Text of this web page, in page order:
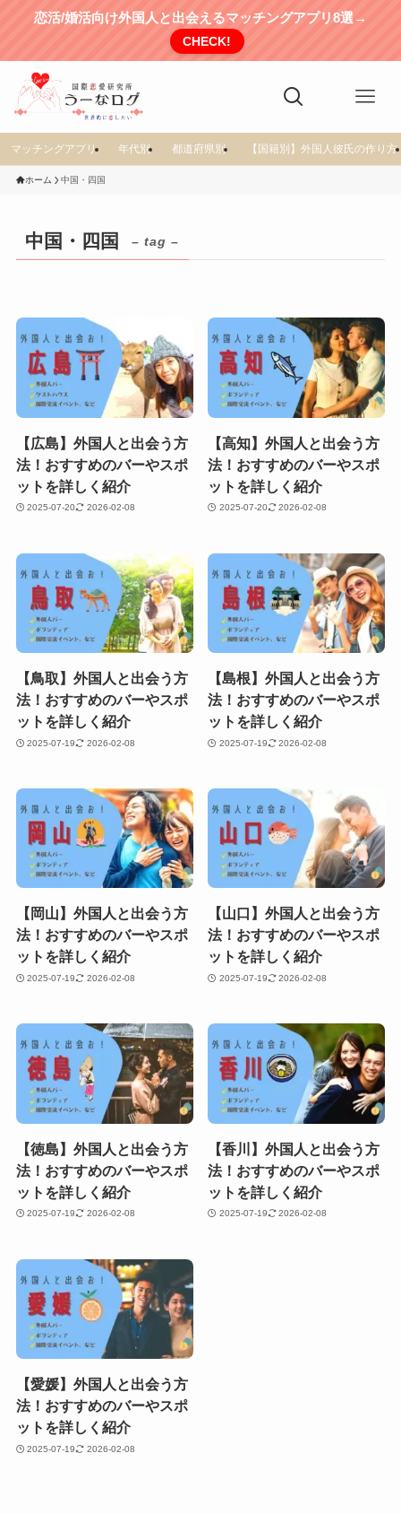
恋活/婚活向け外国人と出会えるマッチングアプリ8選→
CHECK!
マッチングアプリ 年代別 都道府県別 【国籍別】外国人彼氏の作り方
ホーム 中国・四国
中国・四国 – tag –
【広島】外国人と出会う方
法！おすすめのバーやスポ
ットを詳しく紹介
2025-07-20 2026-02-08
【高知】外国人と出会う方
法！おすすめのバーやスポ
ットを詳しく紹介
2025-07-20 2026-02-08
【鳥取】外国人と出会う方
法！おすすめのバーやスポ
ットを詳しく紹介
2025-07-19 2026-02-08
【島根】外国人と出会う方
法！おすすめのバーやスポ
ットを詳しく紹介
2025-07-19 2026-02-08
【岡山】外国人と出会う方
法！おすすめのバーやスポ
ットを詳しく紹介
2025-07-19 2026-02-08
【山口】外国人と出会う方
法！おすすめのバーやスポ
ットを詳しく紹介
2025-07-19 2026-02-08
【徳島】外国人と出会う方
法！おすすめのバーやスポ
ットを詳しく紹介
2025-07-19 2026-02-08
【香川】外国人と出会う方
法！おすすめのバーやスポ
ットを詳しく紹介
2025-07-19 2026-02-08
【愛媛】外国人と出会う方
法！おすすめのバーやスポ
ットを詳しく紹介
2025-07-19 2026-02-08